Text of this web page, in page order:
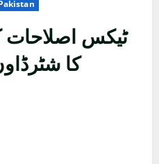
ٹیکس اصلاحات
کا